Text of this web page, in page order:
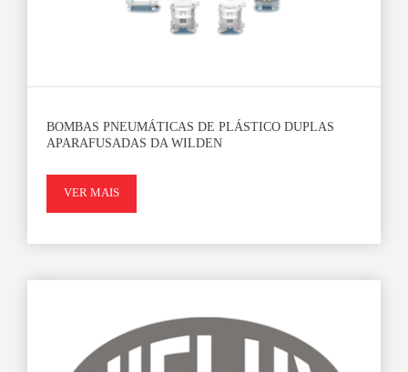
BOMBAS PNEUMÁTICAS DE PLÁSTICO DUPLAS
APARAFUSADAS DA WILDEN
VER MAIS